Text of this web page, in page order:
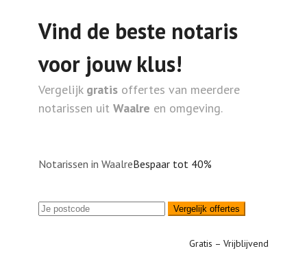
Vind de beste notaris
voor jouw klus!
Vergelijk gratis offertes van meerdere
notarissen uit Waalre en omgeving.
Notarissen in WaalreBespaar tot 40%
Vergelijk offertes
Gratis – Vrijblijvend